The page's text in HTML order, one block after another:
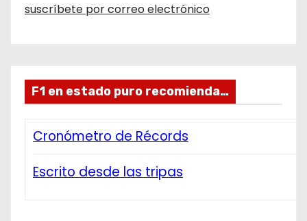
suscríbete por correo electrónico
F1 en estado puro recomienda…
Cronómetro de Récords
Escrito desde las tripas